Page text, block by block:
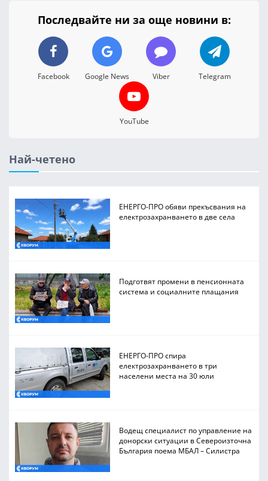
Последвайте ни за още новини в:
Facebook Google News Viber Telegram
YouTube
Най-четено
ЕНЕРГО-ПРО обяви прекъсвания на
електрозахранването в две села
Подготвят промени в пенсионната
система и социалните плащания
ЕНЕРГО-ПРО спира
електрозахранването в три
населени места на 30 юли
Водещ специалист по управление на
донорски ситуации в Североизточна
България поема МБАЛ – Силистра